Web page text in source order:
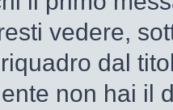
vedere,
dal
non hai il